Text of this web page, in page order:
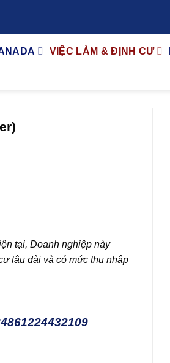
VIỆC LÀM & ĐỊNH CƯ
tại, Doanh nghiệp này
lâu dài và có mức thu nhập